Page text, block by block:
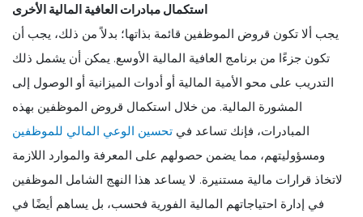
استكمال مبادرات العافية المالية الأخرى
يجب ألا تكون قروض الموظفين قائمة بذاتها؛ بدلاً من ذلك، يجب أن
تكون جزءًا من برنامج العافية المالية الأوسع. يمكن أن يشمل ذلك
التدريب على محو الأمية المالية أو أدوات الميزانية أو الوصول إلى
المشورة المالية. من خلال استكمال قروض الموظفين بهذه
المبادرات، فإنك تساعد في تحسين الوعي المالي للموظفين
ومسؤوليتهم، مما يضمن حصولهم على المعرفة والموارد اللازمة
لاتخاذ قرارات مالية مستنيرة. لا يساعد هذا النهج الشامل الموظفين
في إدارة احتياجاتهم المالية الفورية فحسب، بل يساهم أيضًا في